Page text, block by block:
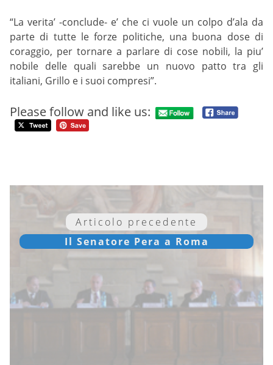
“La verita’ -conclude- e’ che ci vuole un colpo d’ala da
parte di tutte le forze politiche, una buona dose di
coraggio, per tornare a parlare di cose nobili, la piu’
nobile delle quali sarebbe un nuovo patto tra gli
italiani, Grillo e i suoi compresi”.
Please follow and like us:
Articolo precedente
Il Senatore Pera a Roma